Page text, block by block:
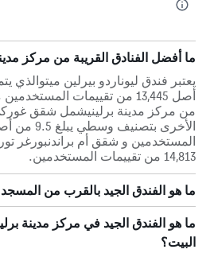
ما أفضل الفنادق القريبة من مركز
أصل 13,445 من تقييمات
من مركز مدينة برلينيشمل شقق
14,813 من تقييمات المستخدمين.
ما هو الفندق الجيد بالقرب من المسجد
ما هو الفندق الجيد في مركز مدينة
البيت؟